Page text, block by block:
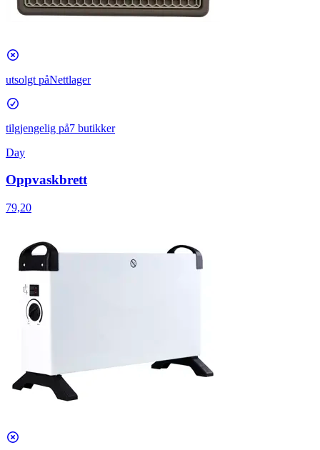
utsolgt påNettlager
tilgjengelig på7 butikker
Day
Oppvaskbrett
79,20